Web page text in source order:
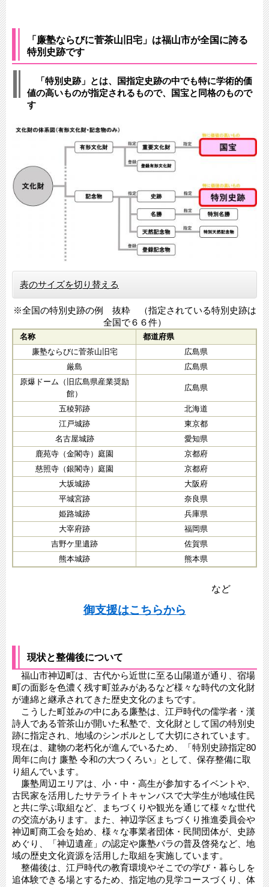
「廉塾ならびに菅茶山旧宅」は福山市が全国に誇る
特別史跡です
「特別史跡」とは、国指定史跡の中でも特に学術的価
値の高いものが指定されるもので、国宝と同格のもので
す
表のサイズを切り替える
※全国の特別史跡の例 抜粋 （指定されている特別史跡は
全国で６６件）
名称
都道府県
廉塾ならびに菅茶山旧宅
広島県
厳島
広島県
原爆ドーム（旧広島県産業奨励
館）
広島県
五稜郭跡
北海道
江戸城跡
東京都
名古屋城跡
愛知県
鹿苑寺（金閣寺）庭園
京都府
慈照寺（銀閣寺）庭園
京都府
大坂城跡
大阪府
平城宮跡
奈良県
姫路城跡
兵庫県
大宰府跡
福岡県
吉野ケ里遺跡
佐賀県
熊本城跡
熊本県
など
御支援はこちらから
現状と整備後について
福山市神辺町は、古代から近世に至る山陽道が通り、宿場
町の面影を色濃く残す町並みがあるなど様々な時代の文化財
が連綿と継承されてきた歴史文化のまちです。
こうした町並みの中にある廉塾は、江戸時代の儒学者・漢
詩人である菅茶山が開いた私塾で、文化財として国の特別史
跡に指定され、地域のシンボルとして大切にされています。
現在は、建物の老朽化が進んでいるため、「特別史跡指定80
周年に向け 廉塾 令和の大つくろい」として、保存整備に取
り組んでいます。
廉塾周辺エリアは、小・中・高生が参加するイベントや、
古民家を活用したサテライトキャンパスで大学生が地域住民
と共に学ぶ取組など、まちづくりや観光を通じて様々な世代
の交流があります。また、神辺学区まちづくり推進委員会や
神辺町商工会を始め、様々な事業者団体・民間団体が、史跡
めぐり、「神辺遺産」の認定や廉塾バラの普及啓発など、地
域の歴史文化資源を活用した取組を実施しています。
整備後は、江戸時代の教育環境やそこでの学び・暮らしを
追体験できる場とするため、指定地の見学コースづくり、体